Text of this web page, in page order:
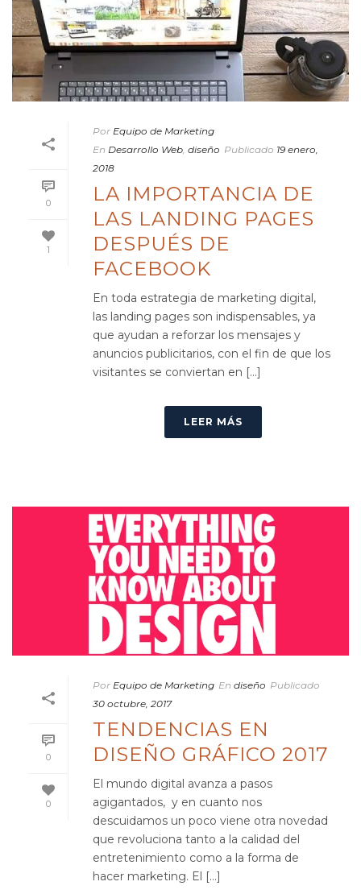
0
1
Por Equipo de Marketing
En Desarrollo Web, diseño Publicado 19 enero,
2018
LA IMPORTANCIA DE
LAS LANDING PAGES
DESPUÉS DE
FACEBOOK
En toda estrategia de marketing digital,
las landing pages son indispensables, ya
que ayudan a reforzar los mensajes y
anuncios publicitarios, con el fin de que los
visitantes se conviertan en [...]
LEER MÁS
0
0
Por Equipo de Marketing En diseño Publicado
30 octubre, 2017
TENDENCIAS EN
DISEÑO GRÁFICO 2017
El mundo digital avanza a pasos
agigantados, y en cuanto nos
descuidamos un poco viene otra novedad
que revoluciona tanto a la calidad del
entretenimiento como a la forma de
hacer marketing. El [...]